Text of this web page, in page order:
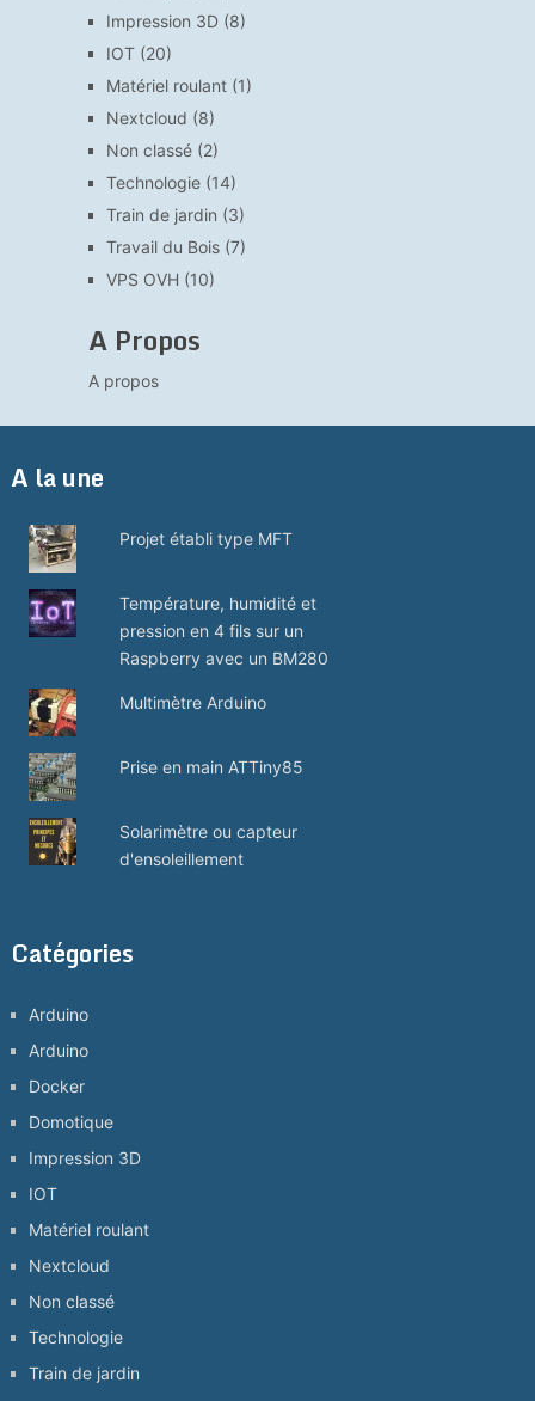
Impression 3D(8)
IOT(20)
Matériel roulant(1)
Nextcloud (8)
Non classé(2)
Technologie(14)
Train de jardin (3)
Travail du Bois(7)
VPS OVH (10)
A Propos
A propos
A la une
Projet établi type MFT
Température, humidité et
pression en 4 fils sur un
Raspberry avec un BM280
Multimètre Arduino
Prise en main ATTiny85
Solarimètre ou capteur
d'ensoleillement
Catégories
Arduino
Arduino
Docker
Domotique
Impression 3D
IOT
Matériel roulant
Nextcloud
Non classé
Technologie
Train de jardin